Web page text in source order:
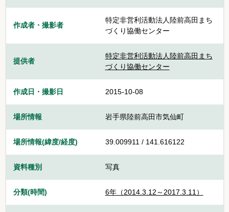
作成者・撮影者
特定非営利活動法人陸前高田まち
づくり協働センター
提供者
特定非営利活動法人陸前高田まち
づくり協働センター
作成日・撮影日 2015-10-08
場所情報 岩手県陸前高田市気仙町
場所情報(緯度/経度) 39.009911 / 141.616122
資料種別 写真
分類(時間) 6年（2014.3.12～2017.3.11）